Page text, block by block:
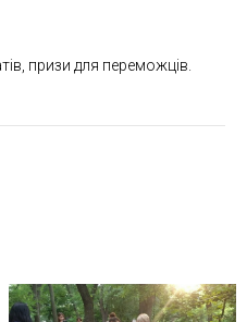
призи для переможців.